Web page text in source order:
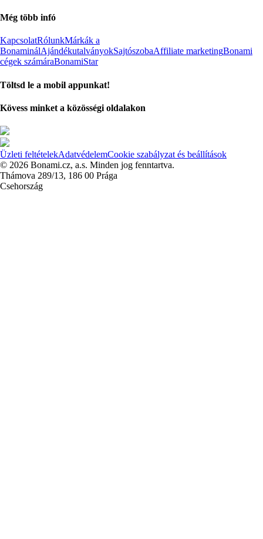
Még több infó
KapcsolatRólunkMárkák a
BonaminálAjándékutalványokSajtószobaAffiliate marketingBonami
cégek számáraBonamiStar
Töltsd le a mobil appunkat!
Kövess minket a közösségi oldalakon
Üzleti feltételekAdatvédelemCookie szabályzat és beállítások
© 2026 Bonami.cz, a.s. Minden jog fenntartva.
Thámova 289/13, 186 00 Prága
Csehország